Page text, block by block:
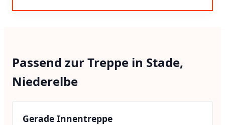
Passend zur Treppe in Stade,
Niederelbe
Gerade Innentreppe